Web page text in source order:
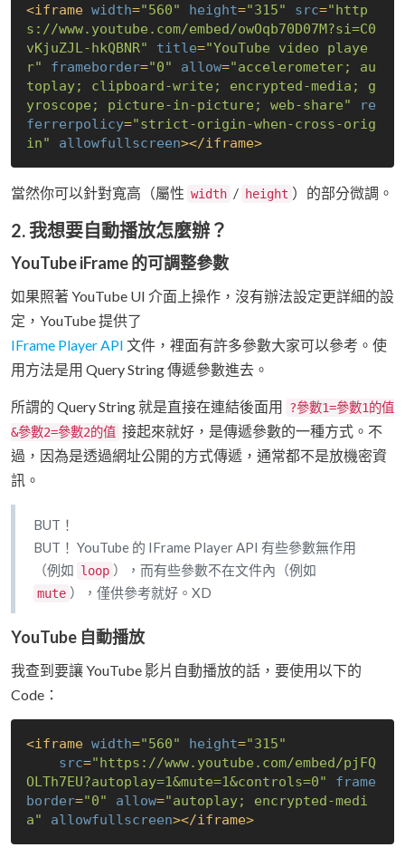
<iframe width="560" height="315" src="http
s://www.youtube.com/embed/owOqb70D07M?si=C0
vKjuZJL-hkQBNR"
title="YouTube video playe
r"
frameborder="0" allow="accelerometer; au
toplay; clipboard-write; encrypted-media; g
yroscope; picture-in-picture; web-share"
re
ferrerpolicy="strict-origin-when-cross-orig
in"
allowfullscreen></iframe>
當然你可以針對寬高（屬性 width / height ）的部分微調。
2. 我想要自動播放怎麼辦？
YouTube iFrame 的可調整參數
如果照著 YouTube UI 介面上操作，沒有辦法設定更詳細的設
定，YouTube 提供了
IFrame Player API 文件，裡面有許多參數大家可以參考。使
用方法是用 Query String 傳遞參數進去。
所謂的 Query String 就是直接在連結後面用
?參數1=參數1的值
&參數2=參數2的值 接起來就好，是傳遞參數的一種方式。不
過，因為是透過網址公開的方式傳遞，通常都不是放機密資
訊。
BUT！
BUT！ YouTube 的 IFrame Player API 有些參數無作用
（例如 loop ），而有些參數不在文件內（例如
mute ），僅供參考就好。XD
YouTube 自動播放
我查到要讓 YouTube 影片自動播放的話，要使用以下的
Code：
<iframe width="560" height="315"
src="https://www.youtube.com/embed/pjFQ
OLTh7EU?autoplay=1&mute=1&controls=0"
frame
border="0" allow="autoplay; encrypted-medi
a"
allowfullscreen></iframe>